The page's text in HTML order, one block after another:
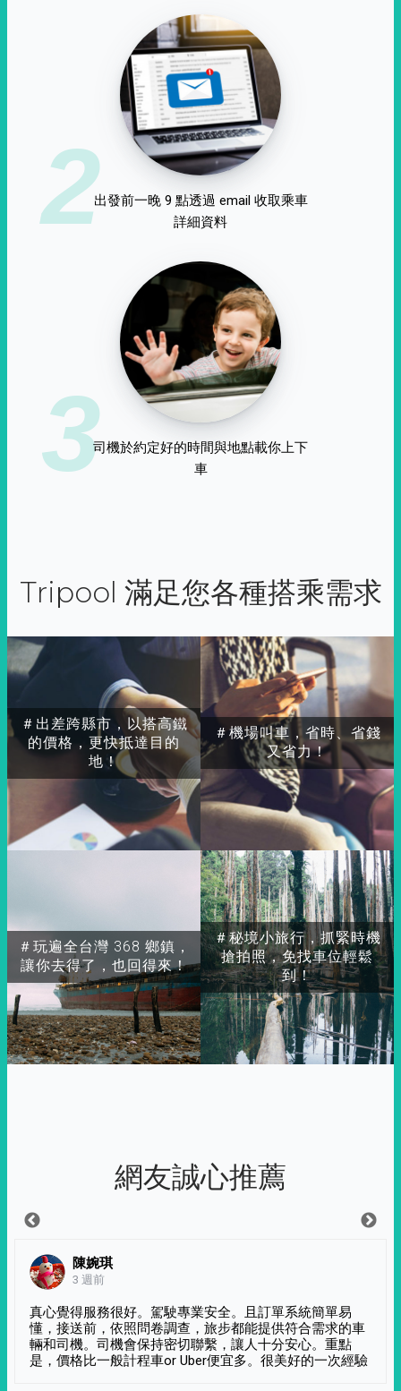
2出發前一晚 9 點透過 email 收取乘車
詳細資料
3司機於約定好的時間與地點載你上下
車
Tripool 滿足您各種搭乘需求
＃出差跨縣市，以搭高鐵
的價格，更快抵達目的
地！
＃玩遍全台灣 368 鄉鎮，
讓你去得了，也回得來！
＃秘境小旅行，抓緊時機
搶拍照，免找車位輕鬆
到！
＃機場叫車，省時、省錢
又省力！
網友誠心推薦
陳婉琪
3 週前
真心覺得服務很好。駕駛專業安全。且訂單系統簡單易
懂，接送前，依照問卷調查，旅步都能提供符合需求的車
輛和司機。司機會保持密切聯繫，讓人十分安心。重點
是，價格比一般計程車or Uber便宜多。很美好的一次經驗